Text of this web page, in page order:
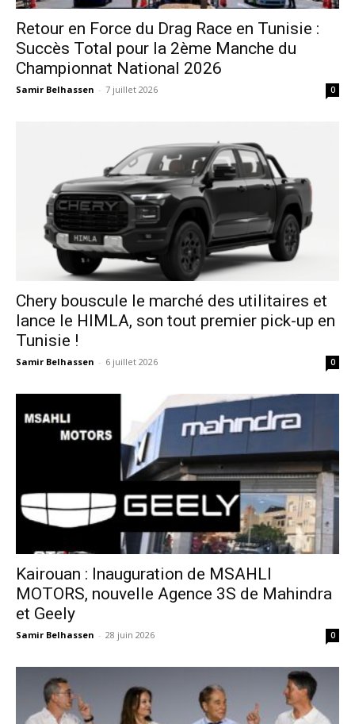
Retour en Force du Drag Race en Tunisie :
Succès Total pour la 2ème Manche du
Championnat National 2026
Samir Belhassen - 7 juillet 2026 0
Chery bouscule le marché des utilitaires et
lance le HIMLA, son tout premier pick-up en
Tunisie !
Samir Belhassen - 6 juillet 2026 0
Kairouan : Inauguration de MSAHLI
MOTORS, nouvelle Agence 3S de Mahindra
et Geely
Samir Belhassen - 28 juin 2026 0